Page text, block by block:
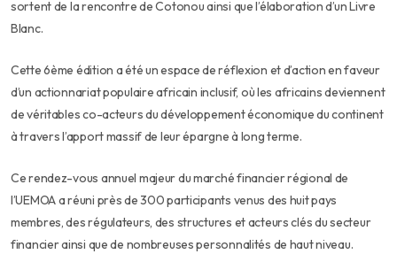
sortent de la rencontre de Cotonou ainsi que l’élaboration d’un Livre
Blanc.
Cette 6ème édition a été un espace de réflexion et d’action en faveur
d’un actionnariat populaire africain inclusif, où les africains deviennent
de véritables co-acteurs du développement économique du continent
à travers l’apport massif de leur épargne à long terme.
Ce rendez-vous annuel majeur du marché financier régional de
l’UEMOA a réuni près de 300 participants venus des huit pays
membres, des régulateurs, des structures et acteurs clés du secteur
financier ainsi que de nombreuses personnalités de haut niveau.